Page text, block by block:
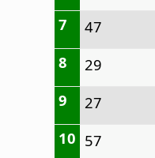
7
47
8
29
9
27
10 57